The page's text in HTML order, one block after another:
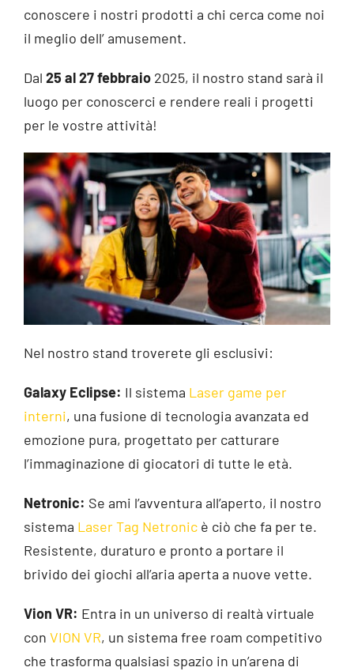
conoscere i nostri prodotti a chi cerca come noi
il meglio dell’ amusement.
Dal 25 al 27 febbraio 2025, il nostro stand sarà il
luogo per conoscerci e rendere reali i progetti
per le vostre attività!
Nel nostro stand troverete gli esclusivi:
Galaxy Eclipse: Il sistema Laser game per
interni, una fusione di tecnologia avanzata ed
emozione pura, progettato per catturare
l’immaginazione di giocatori di tutte le età.
Netronic: Se ami l’avventura all’aperto, il nostro
sistema Laser Tag Netronic è ciò che fa per te.
Resistente, duraturo e pronto a portare il
brivido dei giochi all’aria aperta a nuove vette.
Vion VR: Entra in un universo di realtà virtuale
con VION VR, un sistema free roam competitivo
che trasforma qualsiasi spazio in un’arena di